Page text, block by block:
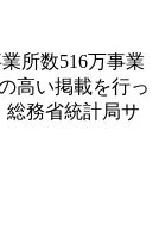
所数516万事業
高い掲載を行っ
総務省統計局サ